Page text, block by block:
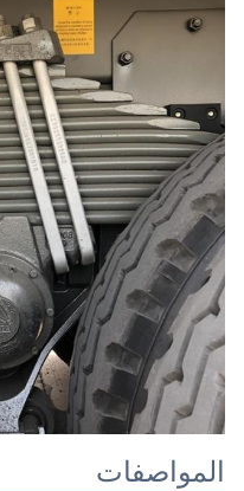
المواصفات